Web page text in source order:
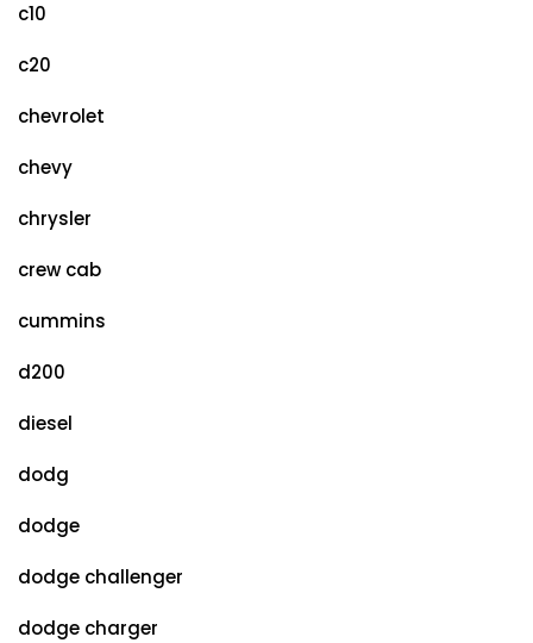
c10
c20
chevrolet
chevy
chrysler
crew cab
cummins
d200
diesel
dodg
dodge
dodge challenger
dodge charger